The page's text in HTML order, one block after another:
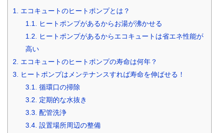
1.
エコキュートのヒートポンプとは？
1.1.
ヒートポンプがあるからお湯が沸かせる
1.2.
ヒートポンプがあるからエコキュートは省エネ性能が
高い
2.
エコキュートのヒートポンプの寿命は何年？
3.
ヒートポンプはメンテナンスすれば寿命を伸ばせる！
3.1.
循環口の掃除
3.2.
定期的な水抜き
3.3. 配管洗浄
3.4. 設置場所周辺の整備